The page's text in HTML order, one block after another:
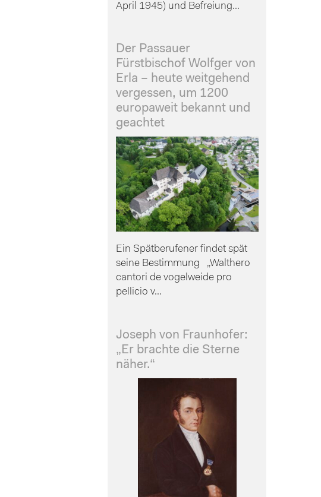
April 1945) und Befreiung...
Der Passauer
Fürstbischof Wolfger von
Erla – heute weitgehend
vergessen, um 1200
europaweit bekannt und
geachtet
Ein Spätberufener findet spät
seine Bestimmung „Walthero
cantori de vogelweide pro
pellicio v...
Joseph von Fraunhofer:
„Er brachte die Sterne
näher.“